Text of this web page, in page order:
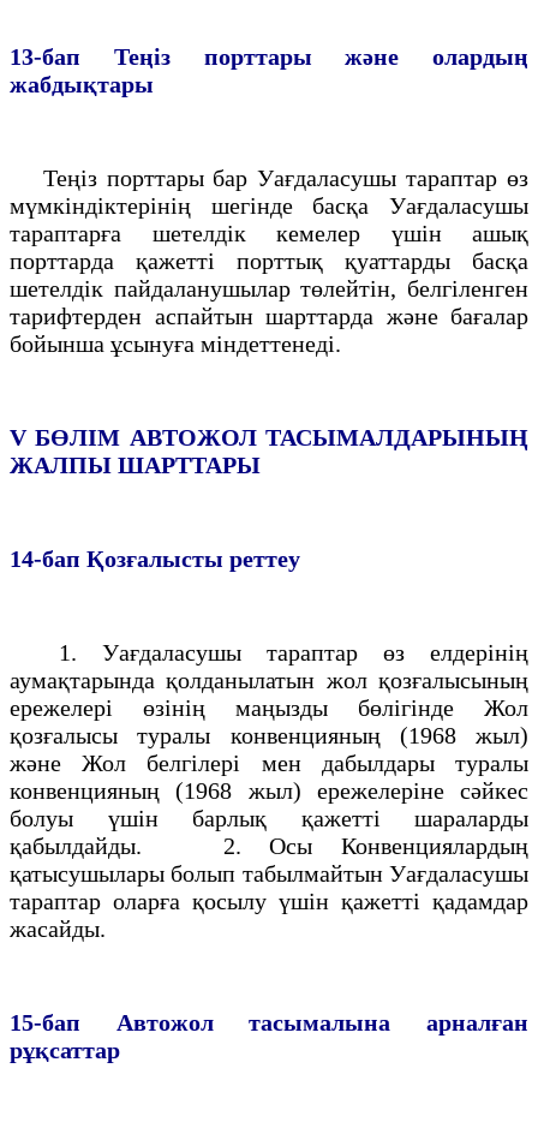
13-бап
Теңiз порттары және олардың
жабдықтары
Теңiз порттары бар Уағдаласушы тараптар өз
мүмкіндiктерiнің шегiнде басқа Уағдаласушы
тараптарға шетелдiк кемелер үшiн ашық
порттарда қажеттi порттық қуаттарды басқа
шетелдiк пайдаланушылар төлейтiн, белгіленген
тарифтерден аспайтын шарттарда және бағалар
бойынша ұсынуға мiндеттенедi.
V БӨЛIМ АВТОЖОЛ ТАСЫМАЛДАРЫНЫҢ
ЖАЛПЫ ШАРТТАРЫ
14-бап Қозғалысты реттеу
1. Уағдаласушы тараптар өз елдерiнің
аумақтарында қолданылатын жол қозғалысының
ережелерi өзiнің маңызды бөлiгiнде Жол
қозғалысы туралы конвенцияның (1968 жыл)
және Жол белгiлерi мен дабылдары туралы
конвенцияның (1968 жыл) ережелерiне сәйкес
болуы үшiн барлық қажеттi шараларды
қабылдайды. 2. Осы Конвенциялардың
қатысушылары болып табылмайтын Уағдаласушы
тараптар оларға қосылу үшiн қажеттi қадамдар
жасайды.
15-бап
Автожол тасымалына арналған
рұқсаттар